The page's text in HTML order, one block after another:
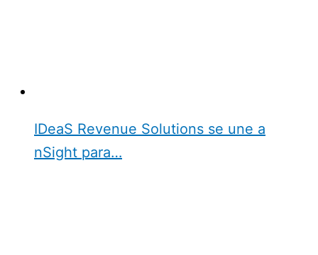
IDeaS Revenue Solutions se une a
nSight para…